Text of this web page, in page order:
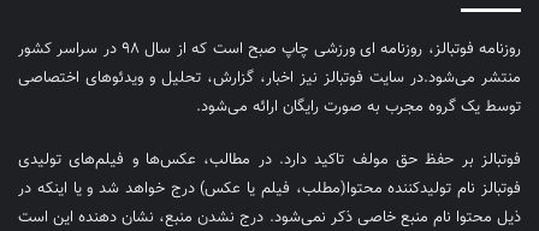
روزنامه فوتبالز، روزنامه ای ورزشی چاپ صبح است که از سال ۹۸ در سراسر کشور
منتشر می‌شود.در سایت فوتبالز نیز اخبار، گزارش، تحلیل و ویدئوهای اختصاصی
توسط یک گروه مجرب به صورت رایگان ارائه می‌شود.
فوتبالز بر حفظ حق مولف تاکید دارد. در مطالب، عکس‌ها و فیلم‌های تولیدی
فوتبالز نام تولیدکننده محتوا(مطلب، فیلم یا عکس) درج خواهد شد و یا اینکه در
ذیل محتوا نام منبع خاصی ذکر نمی‌‎شود. درج نشدن منبع، نشان دهنده این است